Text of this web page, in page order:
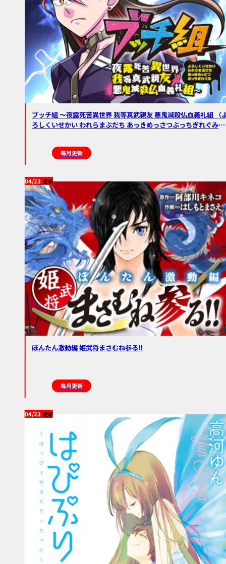
ブッチ組 ～夜露死苦異世界 我等真武親友 悪鬼滅殺仏血義礼組 （
ろしくいせかい われらまぶだち あっきめっさつぶっちぎれぐみ）
毎月更新
04/23
ぼんたん激動編 姫武将まさむね参る!!
毎月更新
04/23